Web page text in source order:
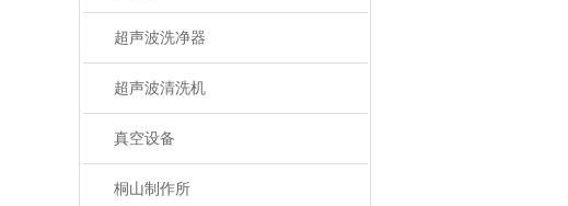
超声波洗净器
超声波清洗机
真空设备
桐山制作所